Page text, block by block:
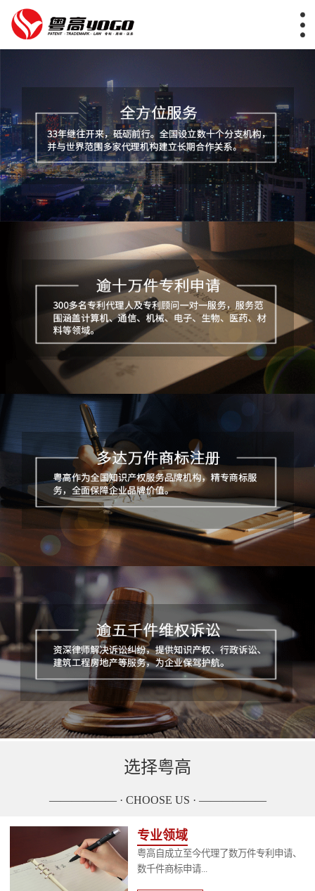
选择粤高
—————— · CHOOSE US · ——————
专业领域
粤高自成立至今代理了数万件专利申请、
数千件商标申请...